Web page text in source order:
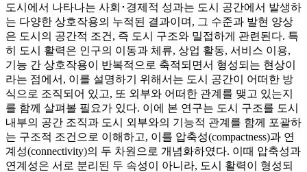
도시에서 나타나는 사회･경제적 성과는 도시 공간에서 발생하
는 다양한 상호작용의 누적된 결과이며, 그 수준과 발현 양상
은 도시의 공간적 조건, 즉 도시 구조와 밀접하게 관련된다. 특
히 도시 활력은 인구의 이동과 체류, 상업 활동, 서비스 이용,
기능 간 상호작용이 반복적으로 축적되면서 형성되는 현상이
라는 점에서, 이를 설명하기 위해서는 도시 공간이 어떠한 방
식으로 조직되어 있고, 또 외부와 어떠한 관계를 맺고 있는지
를 함께 살펴볼 필요가 있다. 이에 본 연구는 도시 구조를 도시
내부의 공간 조직과 도시 외부와의 기능적 관계를 함께 포괄하
는 구조적 조건으로 이해하고, 이를 압축성(compactness)과 연
계성(connectivity)의 두 차원으로 개념화하였다. 이때 압축성과
연계성은 서로 분리된 두 속성이 아니라, 도시 활력이 형성되